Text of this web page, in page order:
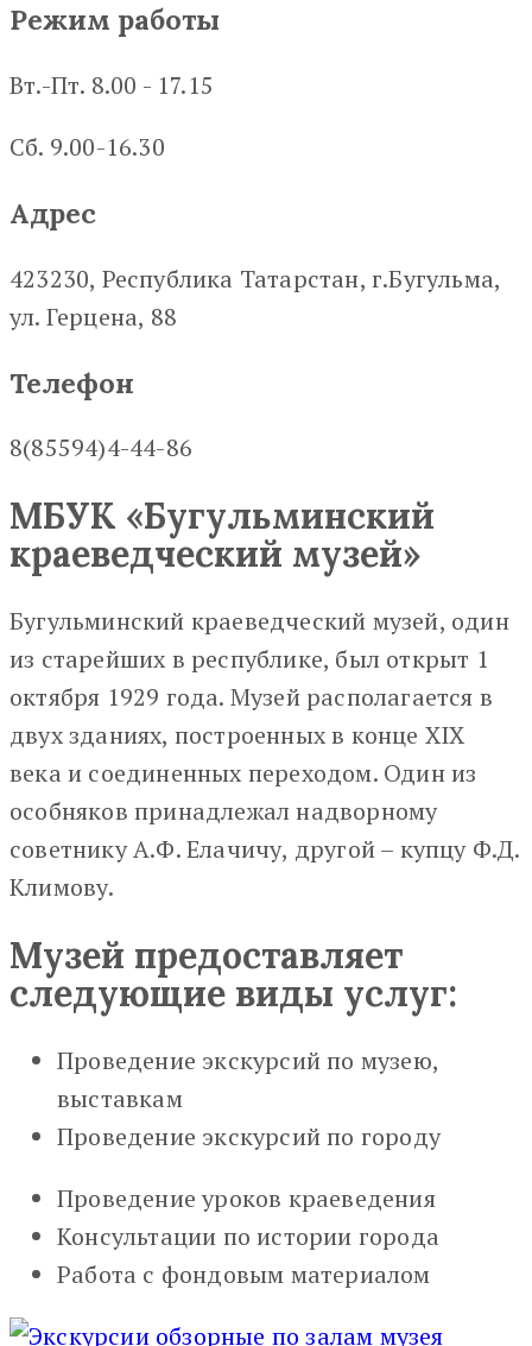
Режим работы
Вт.-Пт. 8.00 - 17.15
Сб. 9.00-16.30
Адрес
423230, Республика Татарстан, г.Бугульма,
ул. Герцена, 88
Телефон
8(85594)4-44-86
МБУК «Бугульминский
краеведческий музей»
Бугульминский краеведческий музей, один
из старейших в республике, был открыт 1
октября 1929 года. Музей располагается в
двух зданиях, построенных в конце XIX
века и соединенных переходом. Один из
особняков принадлежал надворному
советнику А.Ф. Елачичу, другой – купцу Ф.Д.
Климову.
Музей предоставляет
следующие виды услуг:
Проведение экскурсий по музею,
выставкам
Проведение экскурсий по городу
Проведение уроков краеведения
Консультации по истории города
Работа с фондовым материалом